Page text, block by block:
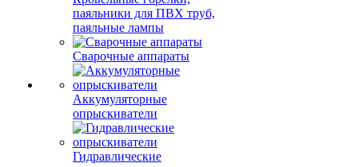
паяльники для ПВХ труб,
паяльные лампы
Сварочные аппараты
Аккумуляторные
опрыскиватели
Гидравлические